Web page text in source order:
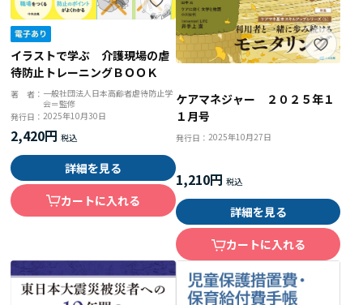
イラストで学ぶ 介護現場の虐
待防止トレーニングＢＯＯＫ
著 者： 一般社団法人日本高齢者虐待防止学
会＝監修
発行日：2025年10月30日
2,420円
詳細を見る
カートに入れる
ケアマネジャー ２０２５年１
１月号
発行日： 2025年10月27日
1,210円
詳細を見る
カートに入れる